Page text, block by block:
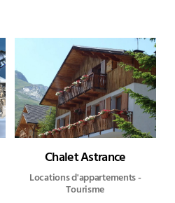
Chalet Astrance
Locations d'appartements -
Tourisme